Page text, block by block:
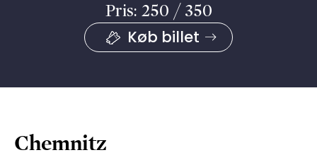
Pris: 250 / 350
Køb billet
Chemnitz